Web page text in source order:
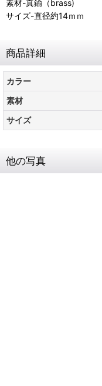
素材-真鍮（brass)
サイズ-直径約14ｍｍ
商品詳細
カラー
素材
サイズ
他の写真